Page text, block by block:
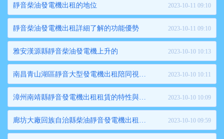
靜音柴油發電機出租的地位 2023-10-11 09:10
靜音柴油發電機出租詳細了解的功能優勢 2023-10-11 09:10
雅安漢源縣靜音柴油發電機上升的 2023-10-10 10:13
南昌青山湖區靜音大型發電機出租陪同視察指導 2023-10-10 10:11
漳州南靖縣靜音發電機出租租賃的特性與解決辦法 2023-10-10 10:09
廊坊大廠回族自治縣柴油靜音發電機出租行業發展格局的前景 2023-10-10 09:59